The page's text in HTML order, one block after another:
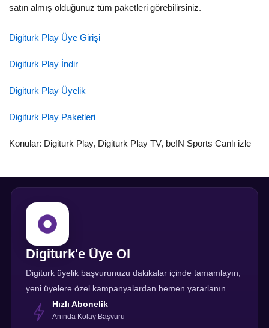
satın almış olduğunuz tüm paketleri görebilirsiniz.
Digiturk Play Üye Girişi
Digiturk Play İndir
Digiturk Play Üyelik
Digiturk Play Paketleri
Konular: Digiturk Play, Digiturk Play TV, beIN Sports Canlı izle
Digiturk'e Üye Ol
Digiturk üyelik başvurunuzu dakikalar içinde tamamlayın,
yeni üyelere özel kampanyalardan hemen yararlanın.
Hızlı Abonelik
Anında Kolay Başvuru